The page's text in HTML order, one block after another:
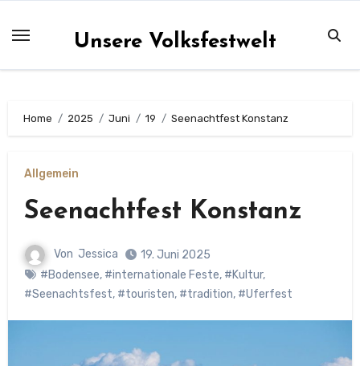
Inhalt
Unsere Volksfestwelt
Home 2025 Juni 19 Seenachtfest Konstanz
Allgemein
Seenachtfest Konstanz
Von Jessica
19. Juni 2025
#Bodensee, #internationale Feste, #Kultur,
#Seenachtsfest, #touristen, #tradition, #Uferfest